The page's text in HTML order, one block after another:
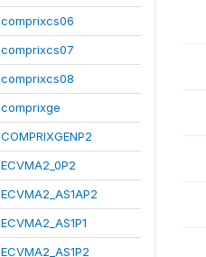
comprixcs06
comprixcs07
comprixcs08
comprixge
COMPRIXGENP2
ECVMA2_0P2
ECVMA2_AS1AP2
ECVMA2_AS1P1
ECVMA2_AS1P2